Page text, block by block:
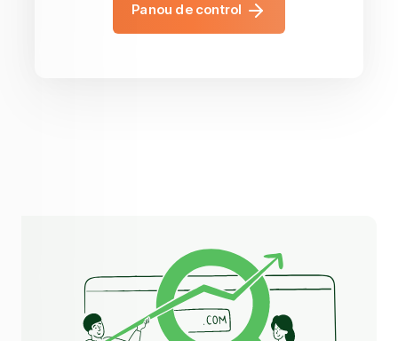
Panou de control